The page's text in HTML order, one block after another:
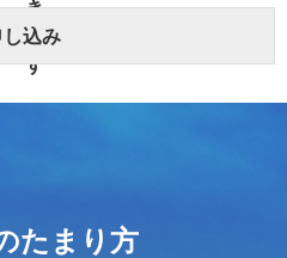
し込み
たまり方